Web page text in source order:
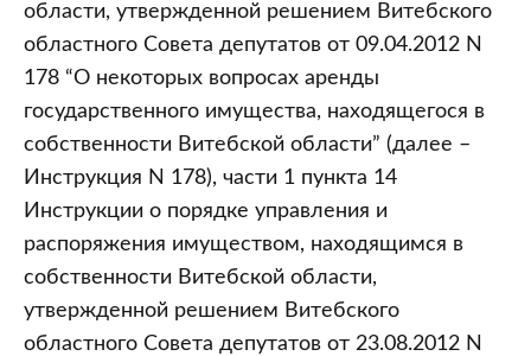
области, утвержденной решением Витебского
областного Совета депутатов от 09.04.2012 N
178 “О некоторых вопросах аренды
государственного имущества, находящегося в
собственности Витебской области” (далее –
Инструкция N 178), части 1 пункта 14
Инструкции о порядке управления и
распоряжения имуществом, находящимся в
собственности Витебской области,
утвержденной решением Витебского
областного Совета депутатов от 23.08.2012 N